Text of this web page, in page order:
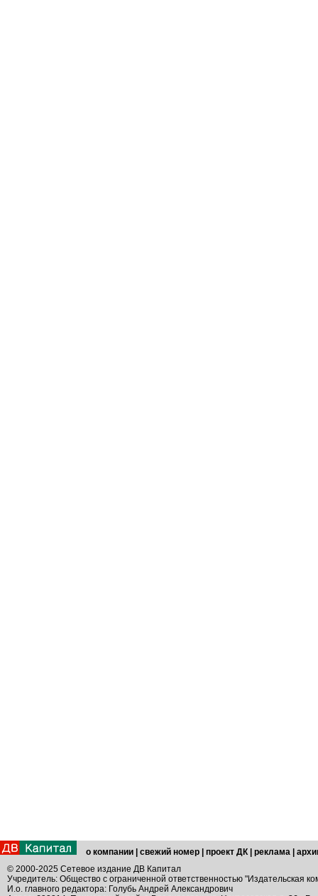
о компании свежий номер проект ДК реклама
© 2000-2025 Сетевое издание ДВ Капитал
Учредитель: Общество с ограниченной ответственностью "Издательская
И.о. главного редактора: Голубь Андрей Александрович